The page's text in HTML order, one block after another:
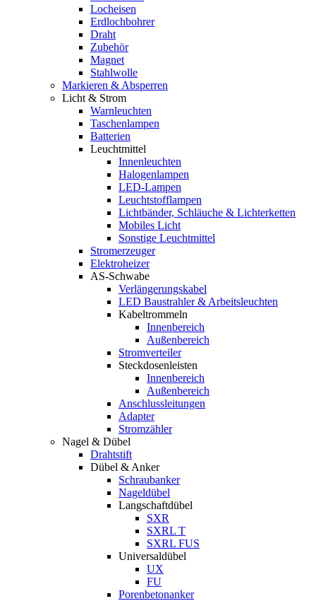
Locheisen
Erdlochbohrer
Draht
Zubehör
Magnet
Stahlwolle
Markieren & Absperren
Licht & Strom
Warnleuchten
Taschenlampen
Batterien
Leuchtmittel
Innenleuchten
Halogenlampen
LED-Lampen
Leuchtstofflampen
Lichtbänder, Schläuche & Lichterketten
Mobiles Licht
Sonstige Leuchtmittel
Stromerzeuger
Elektroheizer
AS-Schwabe
Verlängerungskabel
LED Baustrahler & Arbeitsleuchten
Kabeltrommeln
Innenbereich
Außenbereich
Stromverteiler
Steckdosenleisten
Innenbereich
Außenbereich
Anschlussleitungen
Adapter
Stromzähler
Nagel & Dübel
Drahtstift
Dübel & Anker
Schraubanker
Nageldübel
Langschaftdübel
SXR
SXRL T
SXRL FUS
Universaldübel
UX
FU
Porenbetonanker